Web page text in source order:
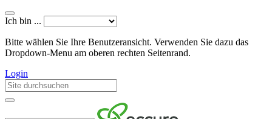
Ich bin ...
Bitte wählen Sie Ihre Benutzeransicht. Verwenden Sie dazu das
Dropdown-Menu am oberen rechten Seitenrand.
Login